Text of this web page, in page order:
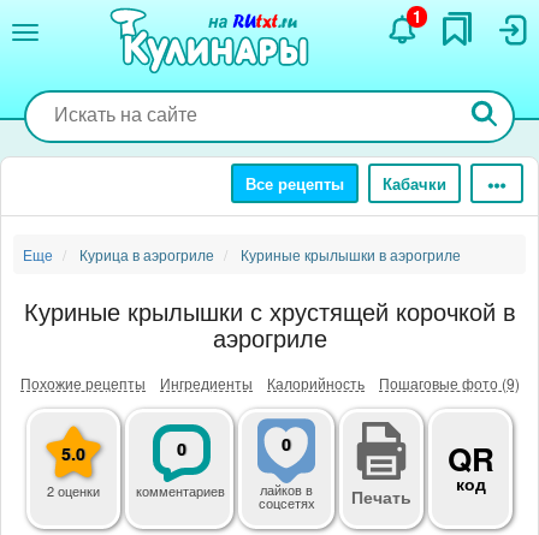
содержанию
1
Все рецепты Кабачки
Еще Курица в аэрогриле Куриные крылышки в аэрогриле
Куриные крылышки с хрустящей корочкой в
аэрогриле
Похожие рецепты Ингредиенты Калорийность Пошаговые фото (9)
5.0
2 оценки
0
комментариев
0
лайковв
соцсетях Печать
QR
код